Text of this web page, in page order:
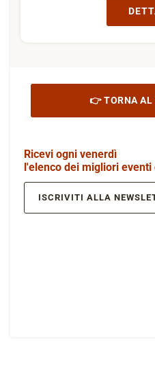
👉 TORNA AL
Ricevi ogni venerdì
l'elenco dei migliori
ISCRIVITI ALLA